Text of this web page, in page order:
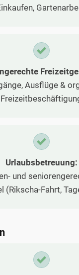
Ausflüge &
Urlaubsbetreuung:
und
(Rikscha-Fahrt,